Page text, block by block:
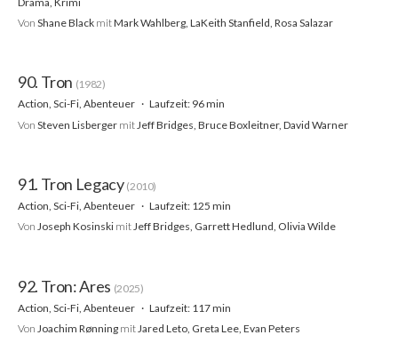
Von Shane Black mitMark Wahlberg, LaKeith Stanfield, Rosa Salazar
90. Tron (1982)
Action, Sci-Fi, Abenteuer
Laufzeit: 96 min
Von Steven Lisberger mit Jeff Bridges, Bruce Boxleitner, David Warner
91. Tron Legacy (2010)
Action, Sci-Fi, Abenteuer
Laufzeit: 125 min
Von Joseph Kosinski mitJeff Bridges, Garrett Hedlund, Olivia Wilde
92. Tron: Ares (2025)
Action, Sci-Fi, Abenteuer
Laufzeit: 117 min
Von Joachim Rønning mit Jared Leto, Greta Lee, Evan Peters